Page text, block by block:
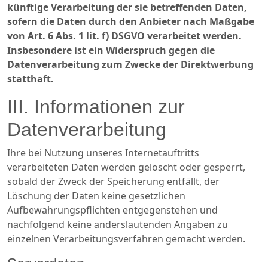
künftige Verarbeitung der sie betreffenden Daten,
sofern die Daten durch den Anbieter nach Maßgabe
von Art. 6 Abs. 1 lit. f) DSGVO verarbeitet werden.
Insbesondere ist ein Widerspruch gegen die
Datenverarbeitung zum Zwecke der Direktwerbung
statthaft.
III. Informationen zur
Datenverarbeitung
Ihre bei Nutzung unseres Internetauftritts
verarbeiteten Daten werden gelöscht oder gesperrt,
sobald der Zweck der Speicherung entfällt, der
Löschung der Daten keine gesetzlichen
Aufbewahrungspflichten entgegenstehen und
nachfolgend keine anderslautenden Angaben zu
einzelnen Verarbeitungsverfahren gemacht werden.